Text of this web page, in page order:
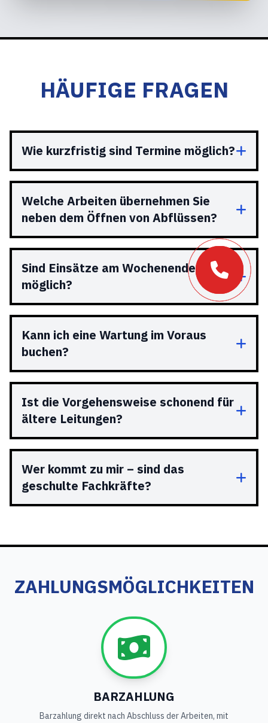
HÄUFIGE FRAGEN
Wie kurzfristig sind Termine möglich?
Welche Arbeiten übernehmen Sie
neben dem Öffnen von Abflüssen?
Sind Einsätze am Wochenende
möglich?
Kann ich eine Wartung im Voraus
buchen?
Ist die Vorgehensweise schonend für
ältere Leitungen?
Wer kommt zu mir – sind das
geschulte Fachkräfte?
ZAHLUNGSMÖGLICHKEITEN
BARZAHLUNG
Barzahlung direkt nach Abschluss der Arbeiten, mit